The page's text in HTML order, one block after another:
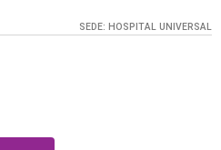
SEDE: HOSPITAL UNIVERSAL